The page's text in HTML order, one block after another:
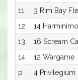
11
3 Rim Bay
12
14
13
16 Scream
14
12 Wargame
p
4 Privilegium